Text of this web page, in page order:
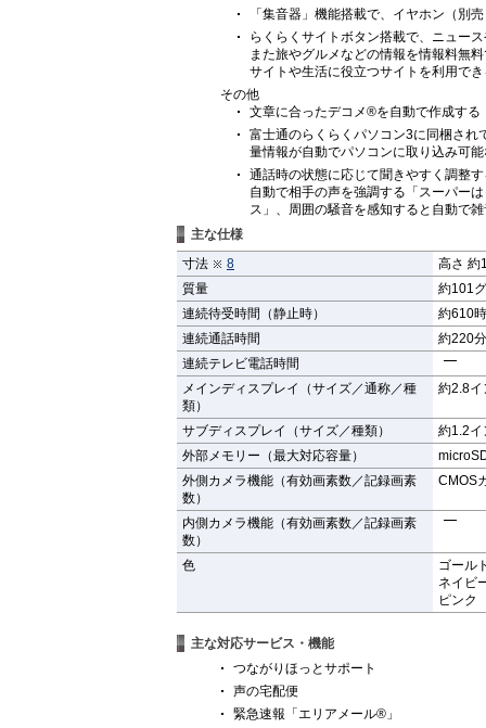
「集音器」機能搭載で、イヤホン（別
らくらくサイトボタン搭載で、ニュー
また旅やグルメなどの情報を情報料無
サイトや生活に役立つサイトを利用で
その他
文章に合ったデコメ®を自動で作成する
富士通のらくらくパソコン3に同梱され
量情報が自動でパソコンに取り込み可
通話時の状態に応じて聞きやすく調整
自動で相手の声を強調する「スーパー
ス」、周囲の騒音を感知すると自動で
主な仕様
寸法 8
高さ 約
質量
約101
連続待受時間（静止時）
約610
連続通話時間
約220分
連続テレビ電話時間
メインディスプレイ（サイズ／通称／種
類）
約2.8イ
サブディスプレイ（サイズ／種類）
約1.2イ
外部メモリー（最大対応容量）
外側カメラ機能（有効画素数／記録画素
数）
CMOS
内側カメラ機能（有効画素数／記録画素
数）
色
ゴール
ネイビ
ピンク
主な対応サービス・機能
つながりほっとサポート
声の宅配便
緊急速報「エリアメール®」